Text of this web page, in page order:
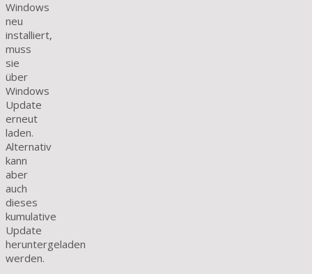
Windows
neu
installiert,
muss
sie
über
Windows
Update
erneut
laden.
Alternativ
kann
aber
auch
dieses
kumulative
Update
heruntergeladen
werden.